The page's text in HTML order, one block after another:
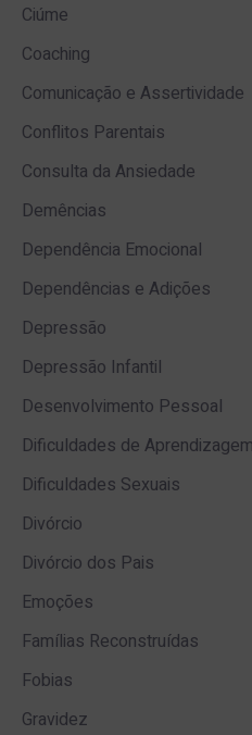
Ciúme
Coaching
Comunicação e Assertividade
Conflitos Parentais
Consulta da Ansiedade
Demências
Dependência Emocional
Dependências e Adições
Depressão
Depressão Infantil
Desenvolvimento Pessoal
Dificuldades de Aprendizagem
Dificuldades Sexuais
Divórcio
Divórcio dos Pais
Emoções
Famílias Reconstruídas
Fobias
Gravidez